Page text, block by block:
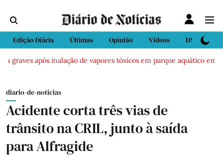
Edição Diária Últimas Opinião Vídeos DN Sport
graves após inalação de vapores tóxicos em parque aquático em
diario-de-noticias
Acidente corta três vias de
trânsito na CRIL, junto à saída
para Alfragide